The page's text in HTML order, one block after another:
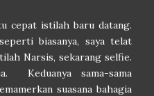
cepat istilah baru datang.
biasanya, saya telat
Narsis, sekarang selfie.
Keduanya sama-sama
suasana bahagia